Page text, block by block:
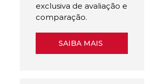
exclusiva de avaliação e
comparação.
SAIBA MAIS